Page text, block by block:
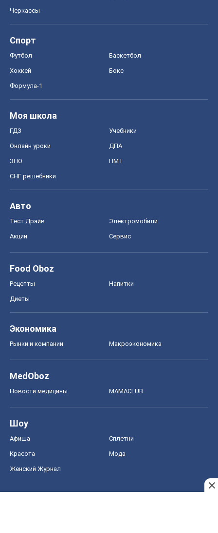
Черкассы
Спорт
Футбол Баскетбол
Хоккей Бокс
Формула-1
Моя школа
ГДЗ Учебники
Онлайн уроки ДПА
ЗНО НМТ
СНГ решебники
Авто
Тест Драйв Электромобили
Акции Сервис
Food Oboz
Рецепты Напитки
Диеты
Экономика
Рынки и компании Mакроэкономика
MedOboz
Новости медицины MAMACLUB
Шоу
Афиша Сплетни
Красота Мода
Женский Журнал